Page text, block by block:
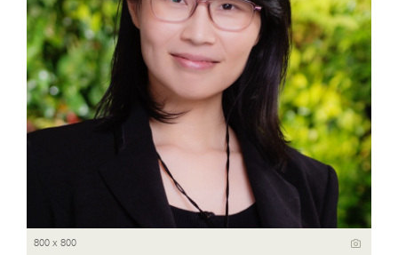
800 x 800